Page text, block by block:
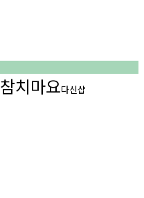
참치마요다신샵